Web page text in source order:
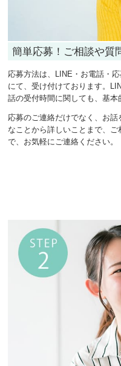
簡単応募！ご相談や質
応募方法は、LINE・お電話・
にて、受け付けております。
話の受付時間に関しても、基本
応募のご連絡だけでなく、お
なことから詳しいことまで、
で、お気軽にご連絡ください。